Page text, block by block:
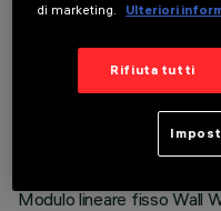
DATI TECNICI
Modulo lineare fisso Wall
di marketing.
Ulteriori
Rifiuta tutti